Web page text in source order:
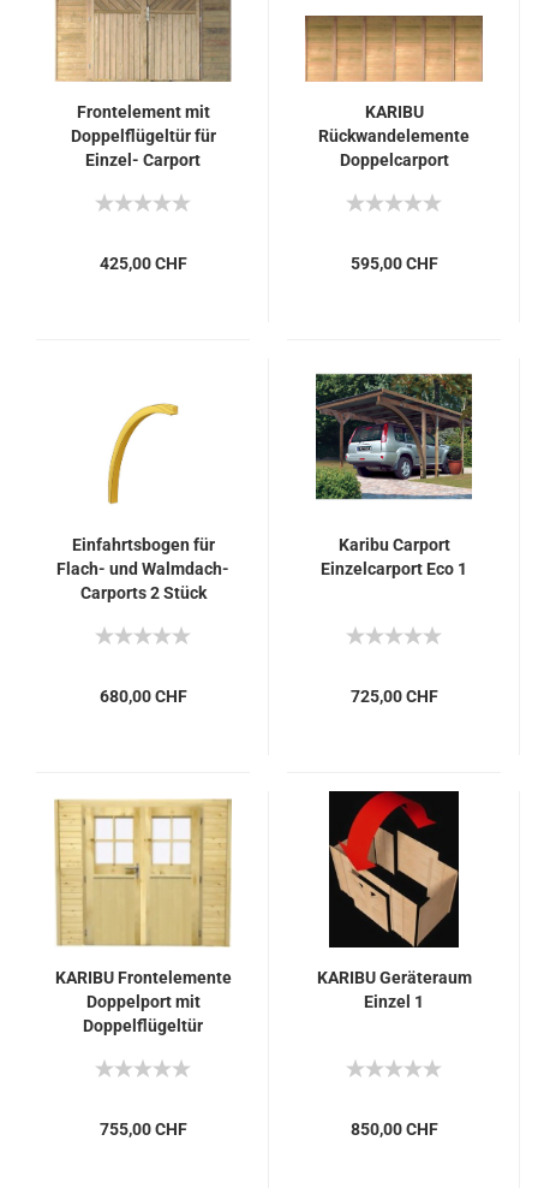
Frontelement mit
Doppelflügeltür für
Einzel- Carport
425,00 CHF
KARIBU
Rückwandelemente
Doppelcarport
595,00 CHF
Einfahrtsbogen für
Flach- und Walmdach-
Carports 2 Stück
680,00 CHF
Karibu Carport
Einzelcarport Eco 1
725,00 CHF
KARIBU Frontelemente
Doppelport mit
Doppelflügeltür
755,00 CHF
KARIBU Geräteraum
Einzel 1
850,00 CHF